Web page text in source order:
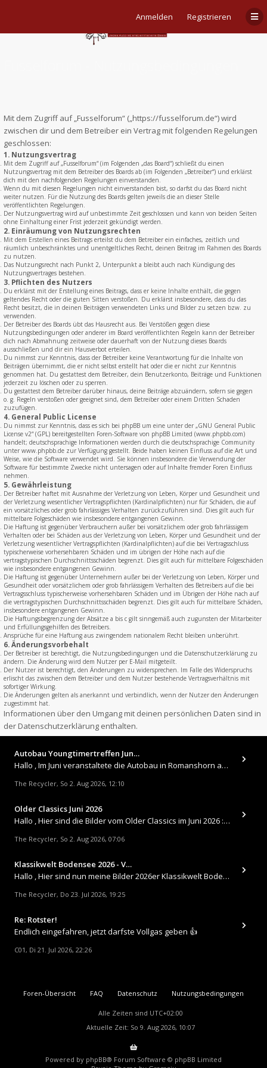
Anmelden Registrieren
Mit dem Zugriff auf „Fusselforum“ („https://fusselforum.de“) wird
zwischen dir und dem Betreiber ein Vertrag mit folgenden Regelungen
geschlossen:
1. Nutzungsvertrag
Mit dem Zugriff auf „Fusselforum“ (im Folgenden „das Board“) schließt du einen
Nutzungsvertrag mit dem Betreiber des Boards ab (im Folgenden „Betreiber“) und erklärst
dich mit den nachfolgenden Regelungen einverstanden.
Wenn du mit diesen Regelungen nicht einverstanden bist, so darfst du das Board nicht
weiter nutzen. Für die Nutzung des Boards gelten jeweils die an dieser Stelle
veröffentlichten Regelungen.
Der Nutzungsvertrag wird auf unbestimmte Zeit geschlossen und kann von beiden Seiten
ohne Einhaltung einer Frist jederzeit gekündigt werden.
2. Einräumung von Nutzungsrechten
Mit dem Erstellen eines Beitrags erteilst du dem Betreiber ein einfaches, zeitlich und
räumlich unbeschränktes und unentgeltliches Recht, deinen Beitrag im Rahmen des Boards
zu nutzen.
Das Nutzungsrecht nach Punkt 2, Unterpunkt a bleibt auch nach Kündigung des
Nutzungsvertrages bestehen.
3. Pflichten des Nutzers
Du erklärst mit der Erstellung eines Beitrags, dass er keine Inhalte enthält, die gegen
geltendes Recht oder die guten Sitten verstoßen. Du erklärst insbesondere, dass du das
Recht besitzt, die in deinen Beiträgen verwendeten Links und Bilder zu setzen bzw. zu
verwenden.
Der Betreiber des Boards übt das Hausrecht aus. Bei Verstößen gegen diese
Nutzungsbedingungen oder anderer im Board veröffentlichten Regeln kann der Betreiber
dich nach Abmahnung zeitweise oder dauerhaft von der Nutzung dieses Boards
ausschließen und dir ein Hausverbot erteilen.
Du nimmst zur Kenntnis, dass der Betreiber keine Verantwortung für die Inhalte von
Beiträgen übernimmt, die er nicht selbst erstellt hat oder die er nicht zur Kenntnis
genommen hat. Du gestattest dem Betreiber, dein Benutzerkonto, Beiträge und Funktionen
jederzeit zu löschen oder zu sperren.
Du gestattest dem Betreiber darüber hinaus, deine Beiträge abzuändern, sofern sie gegen
o. g. Regeln verstoßen oder geeignet sind, dem Betreiber oder einem Dritten Schaden
zuzufügen.
4. General Public License
Du nimmst zur Kenntnis, dass es sich bei phpBB um eine unter der „GNU General Public
License v2“ (GPL) bereitgestellten Foren-Software von phpBB Limited (www.phpbb.com)
handelt; deutschsprachige Informationen werden durch die deutschsprachige Community
unter www.phpbb.de zur Verfügung gestellt. Beide haben keinen Einfluss auf die Art und
Weise, wie die Software verwendet wird. Sie können insbesondere die Verwendung der
Software für bestimmte Zwecke nicht untersagen oder auf Inhalte fremder Foren Einfluss
nehmen.
5. Gewährleistung
Der Betreiber haftet mit Ausnahme der Verletzung von Leben, Körper und Gesundheit und
der Verletzung wesentlicher Vertragspflichten (Kardinalpflichten) nur für Schäden, die auf
ein vorsätzliches oder grob fahrlässiges Verhalten zurückzuführen sind. Dies gilt auch für
mittelbare Folgeschäden wie insbesondere entgangenen Gewinn.
Die Haftung ist gegenüber Verbrauchern außer bei vorsätzlichem oder grob fahrlässigem
Verhalten oder bei Schäden aus der Verletzung von Leben, Körper und Gesundheit und der
Verletzung wesentlicher Vertragspflichten (Kardinalpflichten) auf die bei Vertragsschluss
typischerweise vorhersehbaren Schäden und im übrigen der Höhe nach auf die
vertragstypischen Durchschnittsschäden begrenzt. Dies gilt auch für mittelbare Folgeschäden
wie insbesondere entgangenen Gewinn.
Die Haftung ist gegenüber Unternehmern außer bei der Verletzung von Leben, Körper und
Gesundheit oder vorsätzlichem oder grob fahrlässigem Verhalten des Betreibers auf die bei
Vertragsschluss typischerweise vorhersehbaren Schäden und im Übrigen der Höhe nach auf
die vertragstypischen Durchschnittsschäden begrenzt. Dies gilt auch für mittelbare Schäden,
insbesondere entgangenen Gewinn.
Die Haftungsbegrenzung der Absätze a bis c gilt sinngemäß auch zugunsten der Mitarbeiter
und Erfüllungsgehilfen des Betreibers.
Ansprüche für eine Haftung aus zwingendem nationalem Recht bleiben unberührt.
6. Änderungsvorbehalt
Der Betreiber ist berechtigt, die Nutzungsbedingungen und die Datenschutzerklärung zu
ändern. Die Änderung wird dem Nutzer per E-Mail mitgeteilt.
Der Nutzer ist berechtigt, den Änderungen zu widersprechen. Im Falle des Widerspruchs
erlischt das zwischen dem Betreiber und dem Nutzer bestehende Vertragsverhältnis mit
sofortiger Wirkung.
Die Änderungen gelten als anerkannt und verbindlich, wenn der Nutzer den Änderungen
zugestimmt hat.
Informationen über den Umgang mit deinen persönlichen Daten sind in
der Datenschutzerklärung enthalten.
Autobau Youngtimertreffen Jun…
Hallo , Im Juni veranstaltete die Autobau in Romanshorn auf ihrem Gelände ein kleines Youngtimertreffen : https://up.
The Recycler, So 2. Aug 2026, 12:10
Older Classics Juni 2026
​Hallo , Hier sind die Bilder vom Older Classics im Juni 2026 : https://up.picr.de/51155940wd.jpg https://up.pic
The Recycler, So 2. Aug 2026, 07:06
Klassikwelt Bodensee 2026 - V…
Hallo , Hier sind nun meine Bilder 2026er Klassikwelt Bodensee 😀 https://up.picr.de/51125547rb.jpg https://up.pi
The Recycler, Do 23. Jul 2026, 19:25
Re: Rotster!
Endlich eingefahren, jetzt darfste Vollgas geben 👍
C01, Di 21. Jul 2026, 22:26
Foren-Übersicht FAQ Datenschutz Nutzungsbedingungen
Alle Zeiten sind UTC+02:00
Aktuelle Zeit: So 9. Aug 2026, 10:07
Powered by phpBB® Forum Software © phpBB Limited